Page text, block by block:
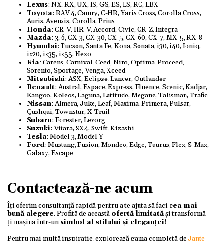
Lexus: NX, RX, UX, IS, GS, ES, LS, RC, LBX
Toyota: RAV 4, Camry, C-HR, Yaris Cross, Corolla Cross,
Auris, Avensis, Corolla, Prius
Honda: CR-V, HR-V, Accord, Civic, CR-Z, Integra
Mazda: 3, 6, CX-3, CX-30, CX-5, CX-60, CX-7, MX-5, RX-8
Hyundai: Tucson, Santa Fe, Kona, Sonata, i30, i40, Ioniq,
ix20, ix35, ix55, Nexo
Kia: Carens, Carnival, Ceed, Niro, Optima, Proceed,
Sorento, Sportage, Venga, Xceed
Mitsubishi: ASX, Eclipse, Lancer, Outlander
Renault: Austral, Espace, Express, Fluence, Scenic, Kadjar,
Kangoo, Koleos, Laguna, Latitude, Megane, Talisman, Trafic
Nissan: Almera, Juke, Leaf, Maxima, Primera, Pulsar,
Qashqai, Townstar, X-Trail
Subaru: Forester, Levorg
Suzuki: Vitara, SX4, Swift, Kizashi
Tesla: Model 3, Model Y
Ford: Mustang, Fusion, Mondeo, Edge, Taurus, Flex, S-Max,
Galaxy, Escape
Contactează-ne acum
Îți oferim consultanță rapidă pentru a te ajuta să faci cea mai
bună alegere. Profită de această ofertă limitatăși transformă-
ți mașina într-unsimbol al stilului și eleganței!
Pentru mai multă inspirație, explorează gama completă deJante